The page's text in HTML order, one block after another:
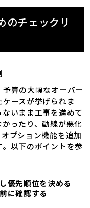
のチェックリ
算の大幅なオーバー
ースが挙げられま
いまま工事を進めて
ったり、動線が悪化
プション機能を追加
以下のポイントを参
優先順位を決める
に確認する